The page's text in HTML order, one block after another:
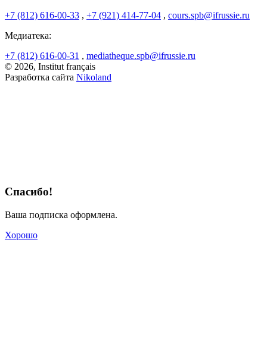
+7 (812) 616-00-33 , +7 (921) 414-77-04 , cours.spb@ifrussie.ru
Медиатека:
+7 (812) 616-00-31 , mediatheque.spb@ifrussie.ru
© 2026, Institut français
Разработка сайта Nikoland
Спасибо!
Ваша подписка оформлена.
Хорошо